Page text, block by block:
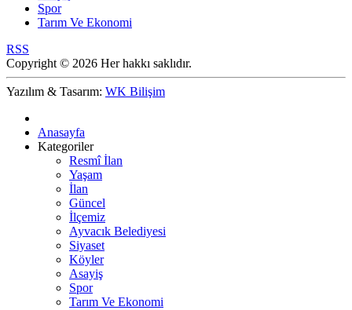
Spor
Tarım Ve Ekonomi
RSS
Copyright © 2026 Her hakkı saklıdır.
Yazılım & Tasarım: WK Bilişim
Anasayfa
Kategoriler
Resmî İlan
Yaşam
İlan
Güncel
İlçemiz
Ayvacık Belediyesi
Siyaset
Köyler
Asayiş
Spor
Tarım Ve Ekonomi